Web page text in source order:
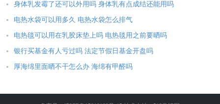
身体乳发霉了还可以外用吗 身体乳有点成结还能用吗
电热水袋可以用多久 电热水袋怎么排气
电热毯可以用在乳胶床垫上吗 电热毯用之前要晒吗
银行买基金有人亏过吗 法定节假日基金开盘吗
厚海绵里面晒不干怎么办 海绵有甲醛吗